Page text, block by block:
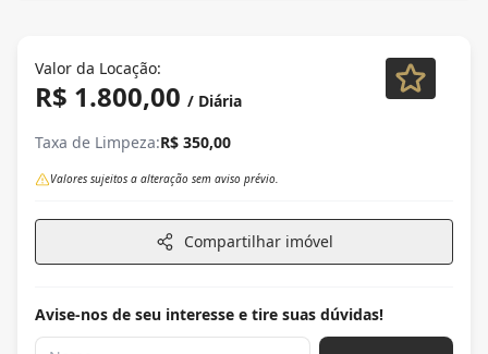
Valor da Locação:
R$ 1.800,00 / Diária
Taxa de Limpeza:R$ 350,00
Valores sujeitos a alteração sem aviso prévio.
Compartilhar imóvel
Avise-nos de seu interesse e tire suas dúvidas!